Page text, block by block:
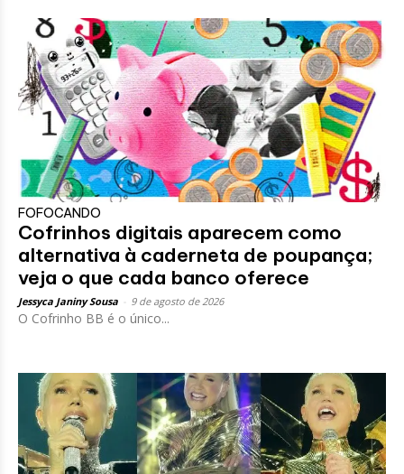
FOFOCANDO
Cofrinhos digitais aparecem como
alternativa à caderneta de poupança;
veja o que cada banco oferece
Jessyca Janiny Sousa 9 de agosto de 2026
O Cofrinho BB é o único...